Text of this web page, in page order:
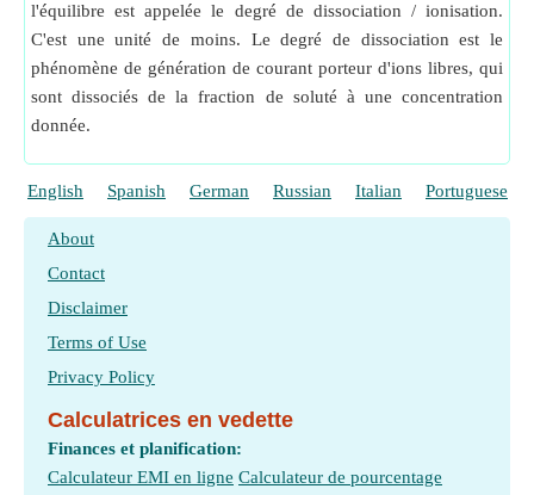
l'équilibre est appelée le degré de dissociation / ionisation.
C'est une unité de moins. Le degré de dissociation est le
phénomène de génération de courant porteur d'ions libres, qui
sont dissociés de la fraction de soluté à une concentration
donnée.
English Spanish German Russian Italian Portuguese
About
Contact
Disclaimer
Terms of Use
Privacy Policy
Calculatrices en vedette
Finances et planification:
Calculateur EMI en ligne Calculateur de pourcentage